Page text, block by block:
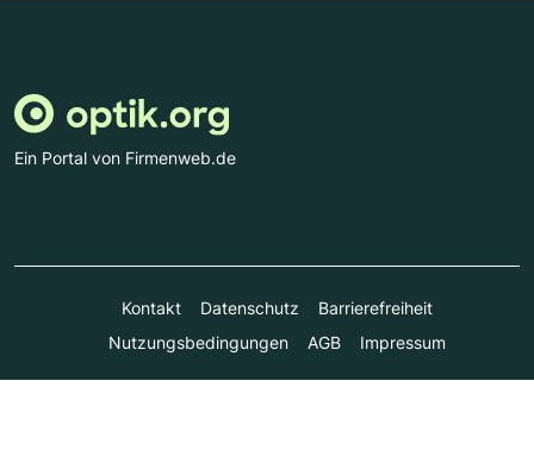
Ein Portal von Firmenweb.de
Kontakt Datenschutz
Barrierefreiheit
Nutzungsbedingungen
AGB Impressum